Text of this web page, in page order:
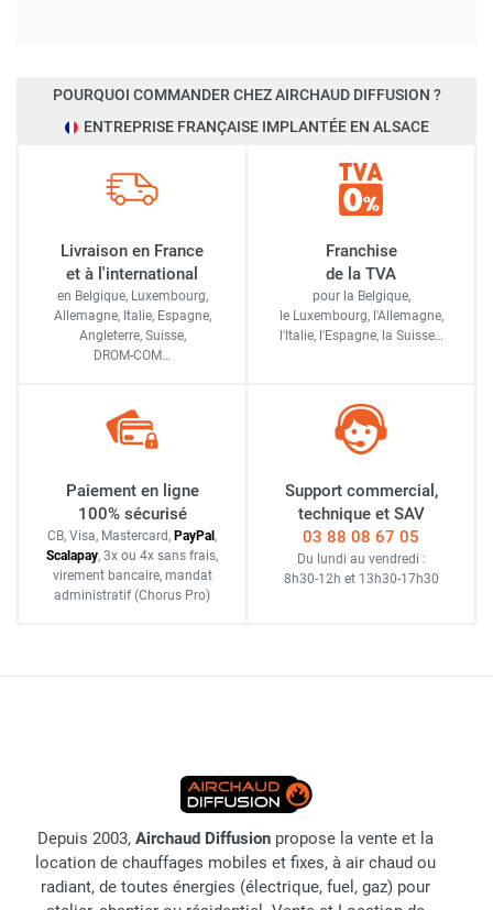
POURQUOI COMMANDER CHEZ AIRCHAUD DIFFUSION ?
ENTREPRISE FRANÇAISE IMPLANTÉE EN ALSACE
Livraison en France
et à l'international
en Belgique, Luxembourg,
Allemagne, Italie, Espagne,
Angleterre, Suisse,
DROM-COM…
Franchise
de la TVA
pour la Belgique,
le Luxembourg, l'Allemagne,
l'Italie, l'Espagne, la Suisse…
Paiement en ligne
100% sécurisé
CB, Visa, Mastercard, PayPal ,
Scalapay, 3x ou 4x sans frais,
virement bancaire, mandat
administratif (Chorus Pro)
Support commercial,
technique et SAV
03 88 08 67 05
Du lundi au vendredi :
8h30-12h et 13h30-17h30
Depuis 2003, Airchaud Diffusion propose la vente et la
location de chauffages mobiles et fixes, à air chaud ou
radiant, de toutes énergies (électrique, fuel, gaz) pour